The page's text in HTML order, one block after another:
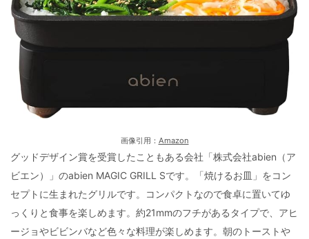
画像引用： Amazon
グッドデザイン賞を受賞したこともある会社「株式会社abien（ア
ビエン）」のabien MAGIC GRILL Sです。「焼けるお皿」をコン
セプトに生まれたグリルです。コンパクトなので食卓に置いてゆ
っくりと食事を楽しめます。約21mmのフチがあるタイプで、アヒ
ージョやビビンバなど色々な料理が楽しめます。朝のトーストや